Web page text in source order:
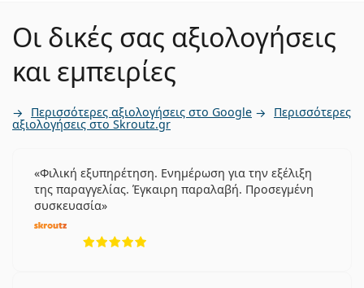
Οι δικές σας αξιολογήσεις
και εμπειρίες
Περισσότερες αξιολογήσεις στο Google Περισσότερες
αξιολογήσεις στο Skroutz.gr
Φιλική εξυπηρέτηση. Ενημέρωση για την εξέλιξη
της παραγγελίας. Έγκαιρη παραλαβή. Προσεγμένη
συσκευασία